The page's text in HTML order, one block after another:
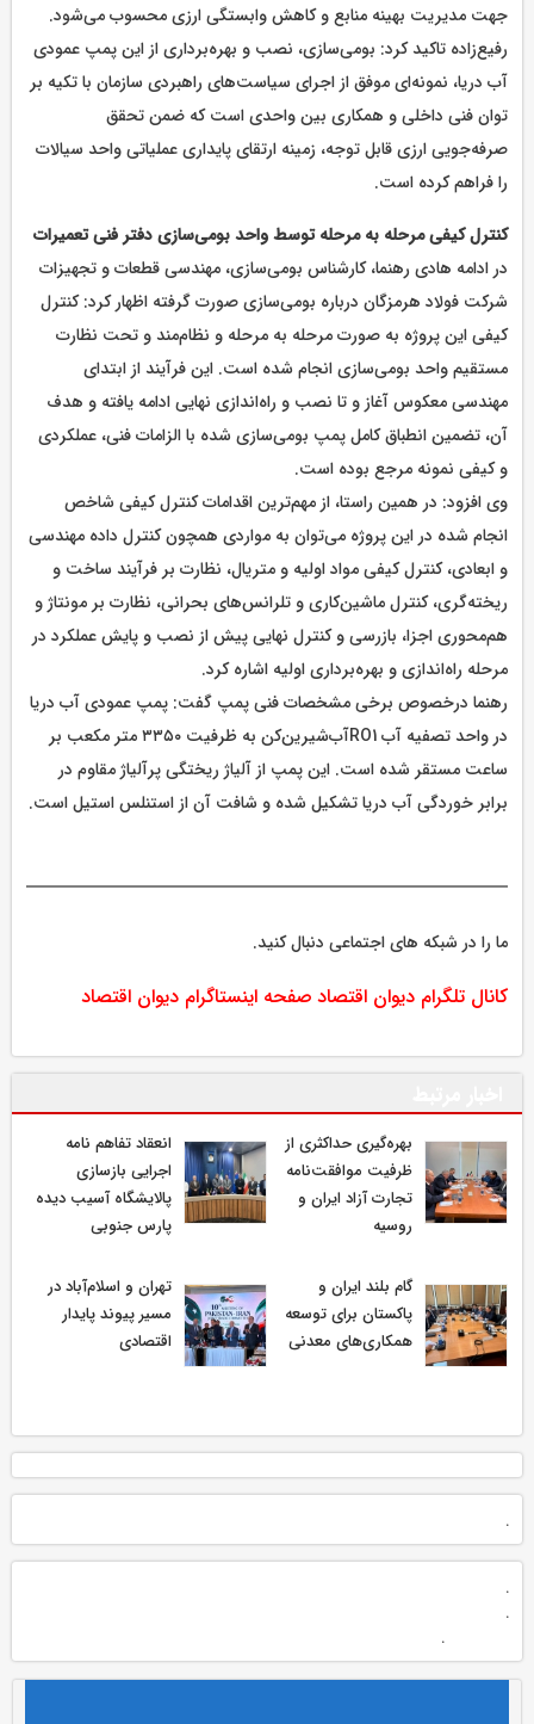
جهت مدیریت بهینه منابع و کاهش وابستگی ارزی محسوب می‌شود.
رفیع‌زاده تاکید کرد: بومی‌سازی، نصب و بهره‌برداری از این پمپ عمودی
آب دریا، نمونه‌ای موفق از اجرای سیاست‌های راهبردی سازمان با تکیه بر
توان فنی داخلی و همکاری بین ‌واحدی است که ضمن تحقق
صرفه‌جویی ارزی قابل توجه، زمینه ارتقای پایداری عملیاتی واحد سیالات
را فراهم کرده است.
کنترل کیفی مرحله به مرحله توسط واحد بومی‌سازی دفتر فنی تعمیرات
در ادامه هادی رهنما، کارشناس بومی‌سازی، مهندسی قطعات و تجهیزات
شرکت فولاد هرمزگان درباره بومی‌سازی صورت گرفته اظهار کرد: کنترل
کیفی این پروژه به صورت مرحله به مرحله و نظام‌مند و تحت نظارت
مستقیم واحد بومی‌سازی انجام شده است. این فرآیند از ابتدای
مهندسی معکوس آغاز و تا نصب و راه‌اندازی نهایی ادامه یافته و هدف
آن، تضمین انطباق کامل پمپ بومی‌سازی شده با الزامات فنی، عملکردی
و کیفی نمونه مرجع بوده است.
وی افزود: در همین راستا، از مهم‌ترین اقدامات کنترل کیفی شاخص
انجام شده در این پروژه می‌توان به مواردی همچون کنترل داده مهندسی
و ابعادی، کنترل کیفی مواد اولیه و متریال، نظارت بر فرآیند ساخت و
ریخته‌گری، کنترل ماشین‌کاری و تلرانس‌های بحرانی، نظارت بر مونتاژ و
هم‌محوری اجزا، بازرسی و کنترل نهایی پیش از نصب و پایش عملکرد در
مرحله راه‌اندازی و بهره‌برداری اولیه اشاره کرد.
رهنما درخصوص برخی مشخصات فنی پمپ گفت: پمپ عمودی آب دریا
در واحد تصفیه آب RO1آب‌شیرین‌کن به ظرفیت ۳۳۵۰ متر مکعب بر
ساعت مستقر شده است. این پمپ از آلیاژ ریختگی پرآلیاژ مقاوم در
برابر خوردگی آب دریا تشکیل شده و شافت آن از استنلس استیل است.
ما را در شبکه های اجتماعی دنبال کنید.
کانال تلگرام دیوان اقتصاد صفحه اینستاگرام دیوان اقتصاد
بهره‌گیری حداکثری از
ظرفیت موافقت‌نامه
تجارت آزاد ایران و
روسیه
انعقاد تفاهم نامه
اجرایی بازسازی
پالایشگاه آسیب دیده
پارس جنوبی
گام بلند ایران و
پاکستان برای توسعه
همکاری‌های معدنی
تهران و اسلام‌آباد در
مسیر پیوند پایدار
اقتصادی
.
.
.
.